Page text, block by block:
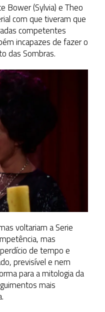
Bower (Sylvia) e Theo
com que tiveram que
competentes
incapazes de fazer o
das Sombras.
voltariam a Serie
mas
de tempo e
previsível e nem
para a mitologia da
mais